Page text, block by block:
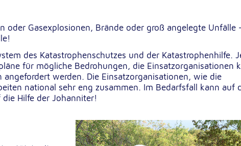
oder Gasexplosionen, Brände oder groß angelegte Unfälle
des Katastrophenschutzes und der Katastrophenhilfe.
für mögliche Bedrohungen, die Einsatzorganisationen
werden. Die Einsatzorganisationen, wie die
national sehr eng zusammen. Im Bedarfsfall kann auf
Hilfe der Johanniter!